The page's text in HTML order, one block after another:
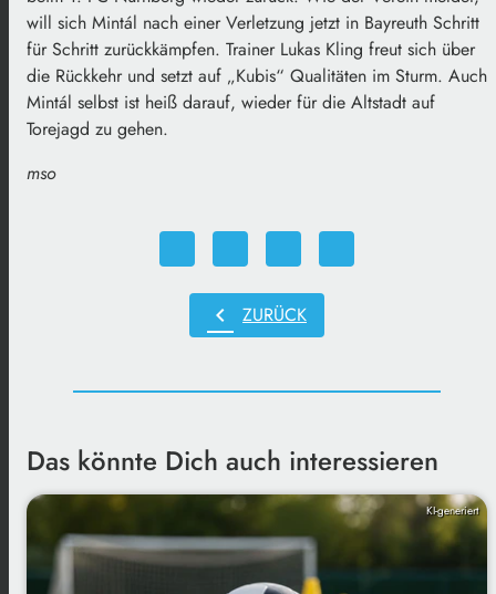
will sich Mintál nach einer Verletzung jetzt in Bayreuth Schritt
für Schritt zurückkämpfen. Trainer Lukas Kling freut sich über
die Rückkehr und setzt auf „Kubis“ Qualitäten im Sturm. Auch
Mintál selbst ist heiß darauf, wieder für die Altstadt auf
Torejagd zu gehen.
mso
chevron_left ZURÜCK
Das könnte Dich auch interessieren
KI-generiert